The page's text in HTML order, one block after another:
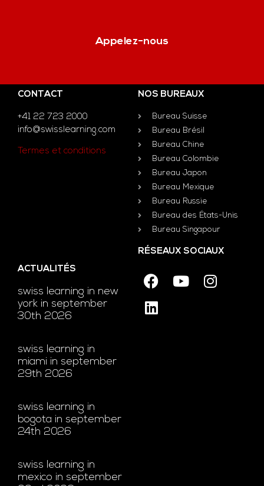
Appelez-nous
CONTACT
+41 22 723 2000
info@swisslearning.com
Termes et conditions
NOS BUREAUX
Bureau Suisse
Bureau Brésil
Bureau Chine
Bureau Colombie
Bureau Japon
Bureau Mexique
Bureau Russie
Bureau des États-Unis
Bureau Singapour
ACTUALITÉS
swiss learning in new
york in september
30th 2026
swiss learning in
miami in september
29th 2026
swiss learning in
bogota in september
24th 2026
swiss learning in
mexico in september
RÉSEAUX SOCIAUX